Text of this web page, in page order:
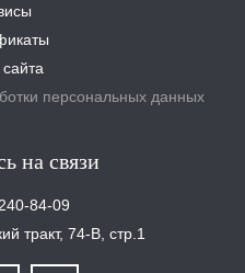
персональных данных
на связи
84-09
тракт, 74-В, стр.1